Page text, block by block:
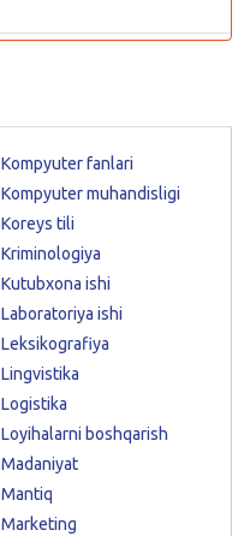
Kompyuter fanlari
Kompyuter muhandisligi
Koreys tili
Kriminologiya
Kutubxona ishi
Laboratoriya ishi
Leksikografiya
Lingvistika
Logistika
Loyihalarni boshqarish
Madaniyat
Mantiq
Marketing